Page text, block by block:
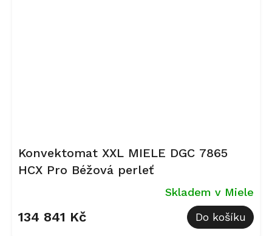
Konvektomat XXL MIELE DGC 7865
HCX Pro Béžová perleť
Skladem v Miele
134 841 Kč Do košíku